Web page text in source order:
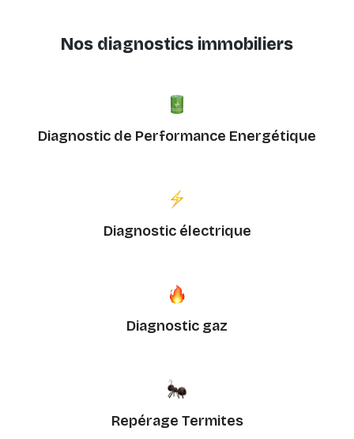
Nos diagnostics immobiliers
Diagnostic de Performance Energétique
Diagnostic électrique
Diagnostic gaz
Repérage Termites